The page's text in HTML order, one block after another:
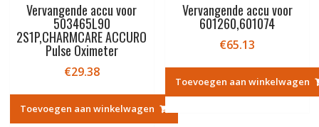
Vervangende accu voor
503465L90
2S1P,CHARMCARE ACCURO
Pulse Oximeter
€29.38
Toevoegen aan winkelwagen
Vervangende accu voor
601260,601074
€65.13
Toevoegen aan winkelwagen